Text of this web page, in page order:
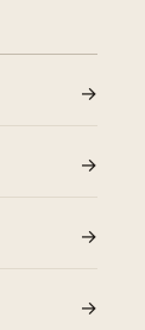
→
→
→
→